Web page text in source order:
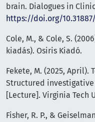
brain. Dialogues in
https://doi.org/
Cole, M., & Cole, S.
kiadás). Osiris Kiadó.
Fekete, M. (2025, April).
Structured
[Lecture]. Virginia Tech
Fisher, R. P., &